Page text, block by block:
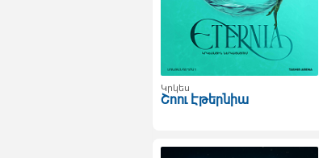
Կրկես
Շոու Էթերնիա